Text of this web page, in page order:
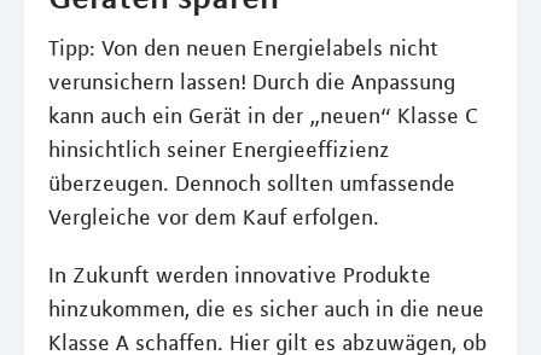
Tipp: Von den neuen Energielabels nicht
verunsichern lassen! Durch die Anpassung
kann auch ein Gerät in der „neuen“ Klasse C
hinsichtlich seiner Energieeffizienz
überzeugen. Dennoch sollten umfassende
Vergleiche vor dem Kauf erfolgen.
In Zukunft werden innovative Produkte
hinzukommen, die es sicher auch in die neue
Klasse A schaffen. Hier gilt es abzuwägen, ob